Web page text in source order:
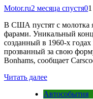
Motor.ru2 месяца спустя0
В США пустят с молотка
фарами. Уникальный
созданный в 1960-х
прозванный за свою
Bonhams, сообщает
Читать далее
Автособытия